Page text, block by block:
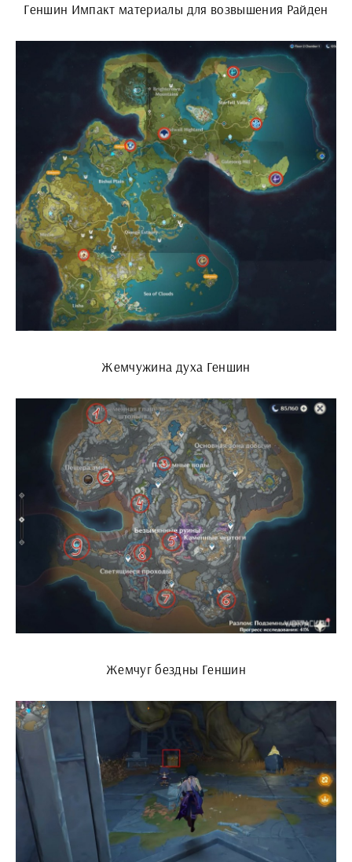
Геншин Импакт материалы для возвышения Райден
Жемчужина духа Геншин
Жемчуг бездны Геншин